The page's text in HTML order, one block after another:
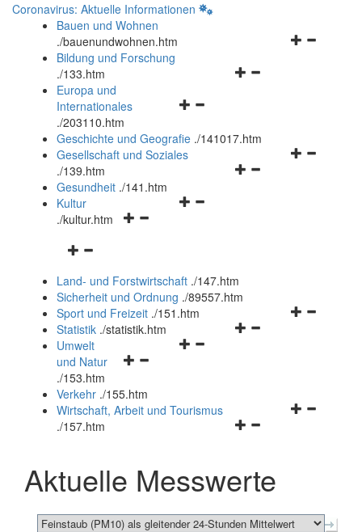
Coronavirus: Aktuelle Informationen
Bauen und Wohnen
./bauenundwohnen.htm
Navigationsmenü
Bildung und Forschung
./133.htm
Navigationsmenü
und
schließen
Europa und
Internationales
./203110.htm
Geschichte und Geografie ./141017.htm
Navigationsmenü
Gesellschaft und Soziales
./139.htm
Navigationsmenü
Gesundheit ./141.htm
Navigationsmenü
Kultur
./kultur.htm
Navigationsmenü
und
schließen
Land- und Forstwirtschaft ./147.htm
Sicherheit und Ordnung ./89557.htm
Navigationsmenü
Sport und Freizeit ./151.htm
Navigationsmenü
Statistik ./statistik.htm
Navigationsmenü
und
schließen
Umwelt
und Natur
./153.htm
Verkehr ./155.htm
Navigationsmenü
schließen
Wirtschaft, Arbeit und Tourismus
./157.htm
Aktuelle Messwerte